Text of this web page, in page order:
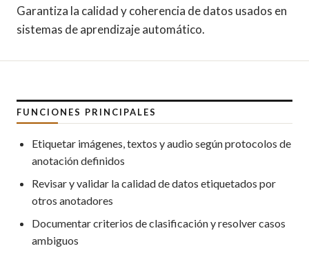
Garantiza la calidad y coherencia de datos usados en
sistemas de aprendizaje automático.
FUNCIONES PRINCIPALES
Etiquetar imágenes, textos y audio según protocolos de
anotación definidos
Revisar y validar la calidad de datos etiquetados por
otros anotadores
Documentar criterios de clasificación y resolver casos
ambiguos